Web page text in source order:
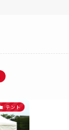
テント